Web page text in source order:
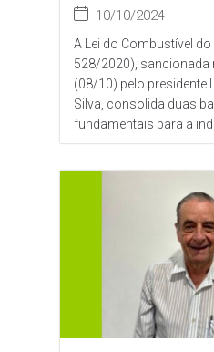
10/10/2024
A Lei do Combustível do
528/2020), sancionada
(08/10) pelo presidente
Silva, consolida duas
fundamentais para a